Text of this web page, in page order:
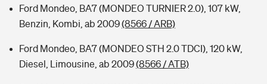
Ford Mondeo, BA7 (MONDEO TURNIER 2.0), 107 kW,
Benzin, Kombi, ab 2009(8566 / ARB)
Ford Mondeo, BA7 (MONDEO STH 2.0 TDCI), 120 kW,
Diesel, Limousine, ab 2009(8566 / ATB)